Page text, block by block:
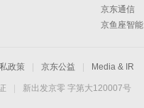
京东通信
京鱼座智能
政策 京东公益 Media & IR
新出发京零 字第大120007号